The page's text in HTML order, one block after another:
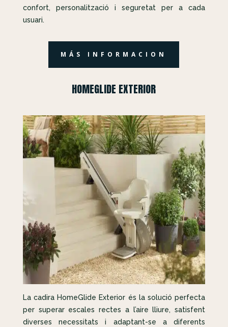
confort, personalització i seguretat per a cada
usuari.
MÁS INFORMACION
HOMEGLIDE EXTERIOR
La cadira HomeGlide Exterior és la solució perfecta
per superar escales rectes a l’aire lliure, satisfent
diverses necessitats i adaptant-se a diferents